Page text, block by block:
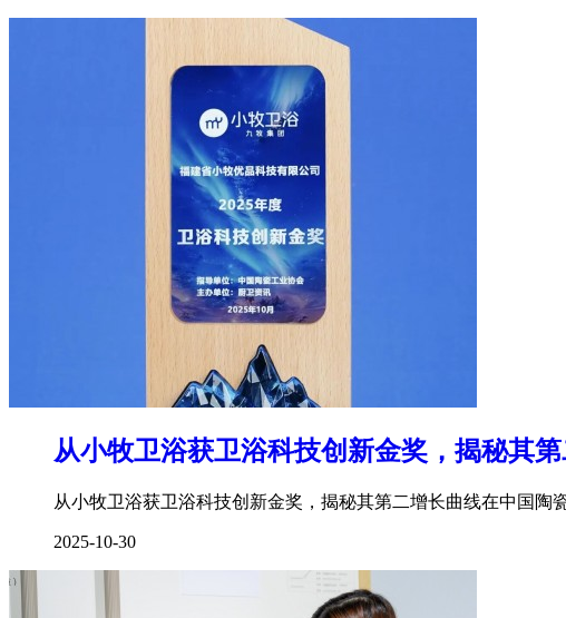
从小牧卫浴获卫浴科技创新金奖，揭秘其
从小牧卫浴获卫浴科技创新金奖，揭秘其第二增长曲线在中国
2025-10-30